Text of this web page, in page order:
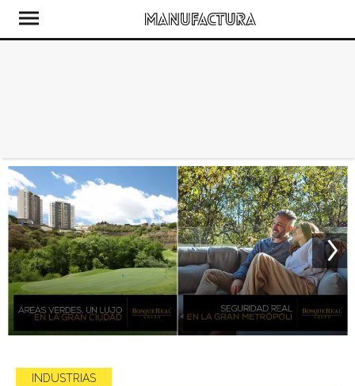
INDUSTRIAS